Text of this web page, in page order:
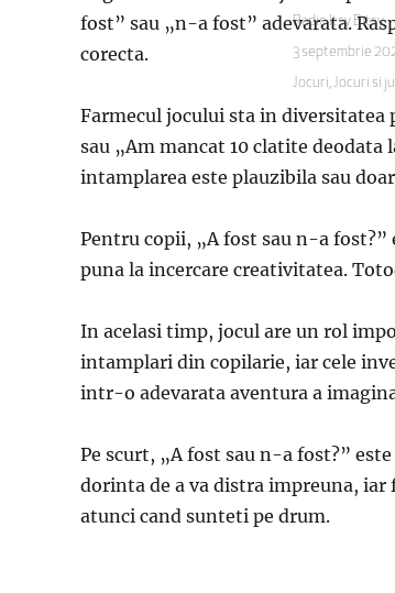
fost” sau „n-a fost” adevarata.
corecta.
Farmecul jocului sta in
sau „Am mancat 10 clatite
intamplarea este plauzibila sau
Pentru copii, „A fost sau n-a fost?”
puna la incercare creativitatea.
In acelasi timp, jocul are un rol
intamplari din copilarie, iar cele
intr-o adevarata aventura a
Pe scurt, „A fost sau n-a fost?”
dorinta de a va distra impreuna, iar
atunci cand sunteti pe drum.
Autor
Radio Itsy Bitsy
Publicat
pe
3 septembrie
Categorii
Jocuri Jocuri si